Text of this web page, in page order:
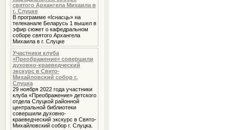
святого Архангела Михаила в
г. Слуцке
В программе «Iснасць» на
телеканале Беларусь 1 вышел в
эфир сюжет о кафедральном
соборе святого Архангела
Михаила в г. Слуцке
Участники клуба
«Преображение» совершили
духовно-краеведческий
экскурс в Свято-
Михайловский собор г.
Слуцка
29 ноября 2022 года участники
клуба «Преображение» детского
отдела Слуцкой районной
центральной библиотеки
совершили духовно-
краеведческий экскурс в Свято-
Михайловский собор г. Слуцка.